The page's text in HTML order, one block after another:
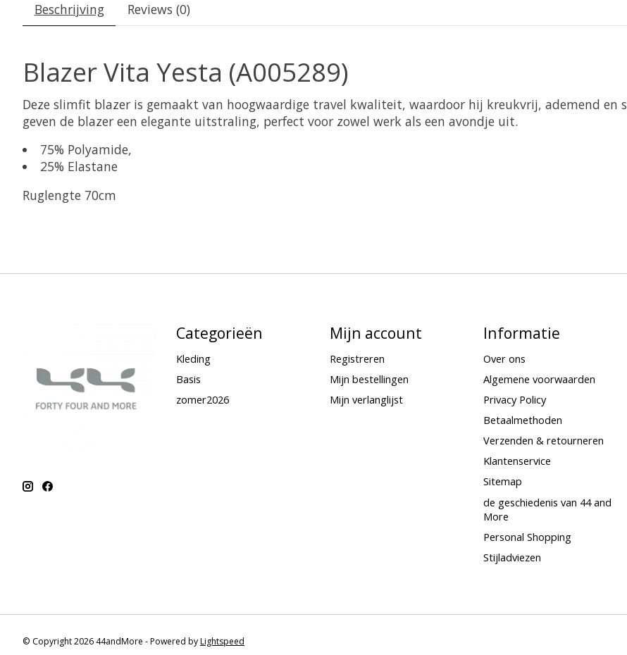
Beschrijving Reviews (0)
Blazer Vita Yesta (A005289)
Deze slimfit blazer is gemaakt van hoogwaardige travel kwaliteit, waardoor hij kreukvrij, ademend en
geven de blazer een elegante uitstraling, perfect voor zowel werk als een avondje uit.
75% Polyamide,
25% Elastane
Ruglengte 70cm
Categorieën
Kleding
Basis
zomer2026
Mijn account
Registreren
Mijn bestellingen
Mijn verlanglijst
Informatie
Over ons
Algemene voorwaarden
Privacy Policy
Betaalmethoden
Verzenden & retourneren
Klantenservice
Sitemap
de geschiedenis van 44 and
More
Personal Shopping
Stijladviezen
© Copyright 2026 44andMore - Powered byLightspeed